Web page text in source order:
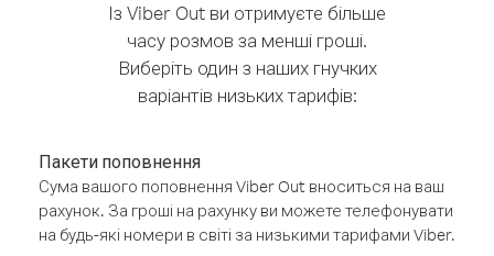
Із Viber Out ви отримуєте більше
часу розмов за менші гроші.
Виберіть один з наших гнучких
варіантів низьких тарифів:
Пакети поповнення
Сума вашого поповнення Viber Out вноситься на ваш
рахунок. За гроші на рахунку ви можете телефонувати
на будь-які номери в світі за низькими тарифами Viber.